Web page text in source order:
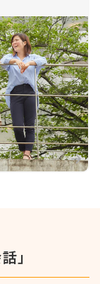
確認ください。
場合は
」